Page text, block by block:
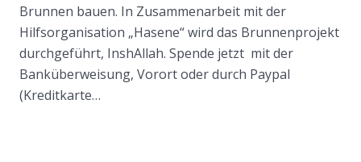
Brunnen bauen. In Zusammenarbeit mit der
Hilfsorganisation „Hasene“ wird das Brunnenprojekt
durchgeführt, InshAllah. Spende jetzt mit der
Banküberweisung, Vorort oder durch Paypal
(Kreditkarte…